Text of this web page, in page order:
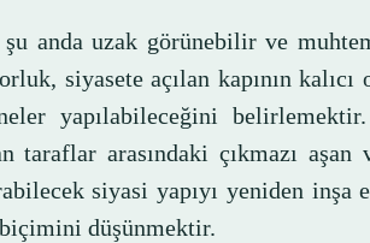
şu anda uzak görünebilir ve
siyasete açılan kapının
yapılabileceğini
taraflar arasındaki çıkmazı aşan
siyasi yapıyı yeniden inşa
düşünmektir.